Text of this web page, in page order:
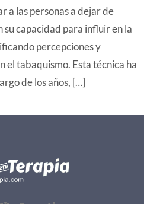
a las personas a dejar de
su capacidad para influir en la
percepciones y
el tabaquismo. Esta técnica ha
de los años, […]